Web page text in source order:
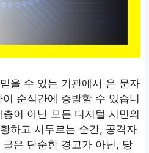
을 수 있는 기관에서 온 문자
순식간에 증발할 수 있습니
이 아닌 모든 디지털 시민의
하고 서두르는 순간, 공격자
은 단순한 경고가 아닌, 당